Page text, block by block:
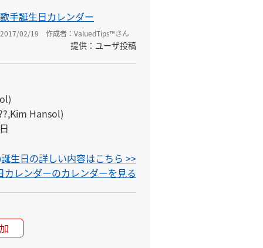
手誕生日カレンダー
02/19 作成者：ValuedTips™さん
提供：ユーザ投稿
Hansol)
生日の詳しい内容はこちら >>
カレンダーのカレンダーを見る